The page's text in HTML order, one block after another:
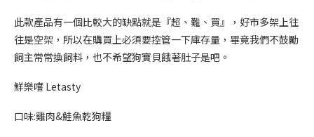
此款產品有一個比較大的缺點就是『超、難、買』，好市多架上往
往是空架，所以在購買上必須要控管一下庫存量，畢竟我們不鼓勵
飼主常常換飼料，也不希望狗寶貝餓著肚子是吧。
鮮樂嚐 Letasty
口味:雞肉&鮭魚乾狗糧